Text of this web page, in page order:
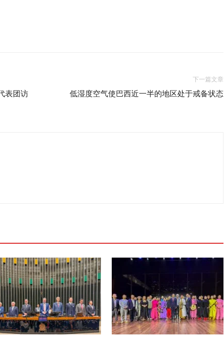
表团访
下一篇文章
低湿度空气使巴西近一半的地区处于戒备状态